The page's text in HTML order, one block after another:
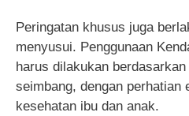
Peringatan khusus juga
menyusui. Penggunaan
harus dilakukan
seimbang, dengan perhatian
kesehatan ibu dan anak.